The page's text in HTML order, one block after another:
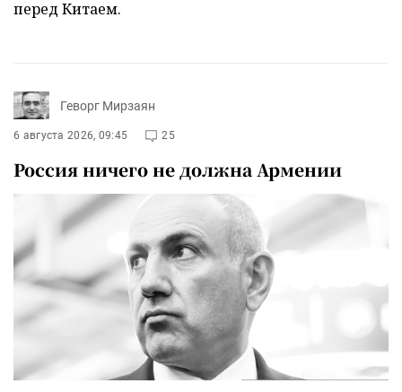
перед Китаем.
Геворг Мирзаян
6 августа 2026, 09:45 25
Россия ничего не должна Армении